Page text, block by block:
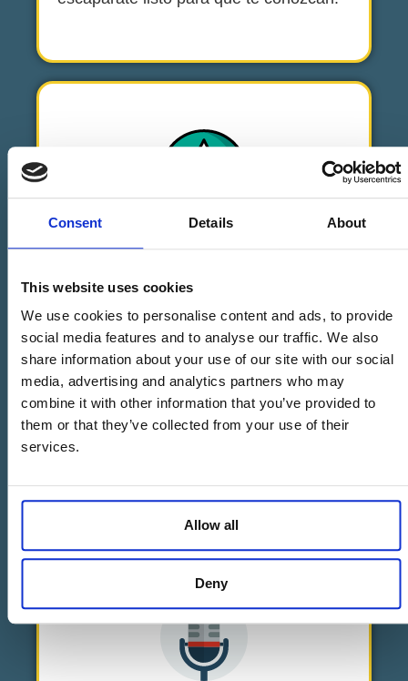
Consent Details About
This website uses cookies
We use cookies to personalise content and ads, to provide
social media features and to analyse our traffic. We also
share information about your use of our site with our social
media, advertising and analytics partners who may
combine it with other information that you’ve provided to
them or that they’ve collected from your use of their
services.
Allow all
Deny
IDENTIDAD DE MARCA Y
La creación correcta de tu identidad de
marca es VITAL para lograr una
comunicación eficaz.
Esto te permitirá hacer que tu público
objetivo comprenda a qué te dedicas y